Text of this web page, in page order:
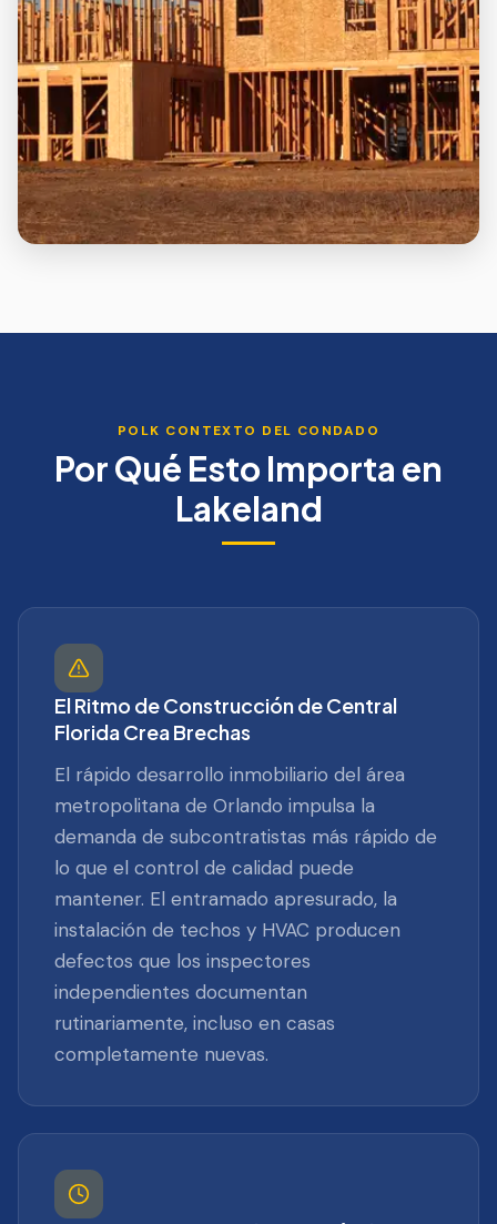
POLK CONTEXTO DEL CONDADO
Por Qué Esto Importa en
Lakeland
El Ritmo de Construcción de Central
Florida Crea Brechas
El rápido desarrollo inmobiliario del área
metropolitana de Orlando impulsa la
demanda de subcontratistas más rápido de
lo que el control de calidad puede
mantener. El entramado apresurado, la
instalación de techos y HVAC producen
defectos que los inspectores
independientes documentan
rutinariamente, incluso en casas
completamente nuevas.